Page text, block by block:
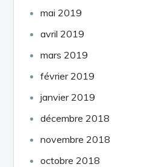
mai 2019
avril 2019
mars 2019
février 2019
janvier 2019
décembre 2018
novembre 2018
octobre 2018